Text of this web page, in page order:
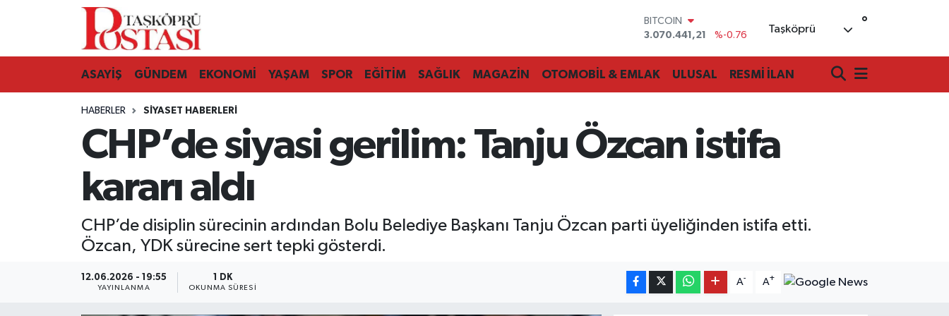
BITCOIN
3.070.441,21
%-0.76
EURO
55,0265
%0.01
GRAM ALTIN
6618.49
%2.12
BİST100
Taşköprü °
ASAYİŞ GÜNDEM EKONOMİ YAŞAM SPOR EĞİTİM SAĞLIK MAGAZİN OTOMOBİL & EMLAK ULUSAL RESMİ İLAN
HABERLER SIYASET HABERLERI
CHP’de siyasi gerilim: Tanju Özcan istifa
kararı aldı
CHP’de disiplin sürecinin ardından Bolu Belediye Başkanı Tanju Özcan parti üyeliğinden istifa etti.
Özcan, YDK sürecine sert tepki gösterdi.
12.06.2026 - 19:55
YAYINLANMA
1 DK
OKUNMA SÜRESI
A- A+
Kastamonu Vefat Edenler
Araç Haberleri
Azdavay Haberleri
Bozkurt Haberleri